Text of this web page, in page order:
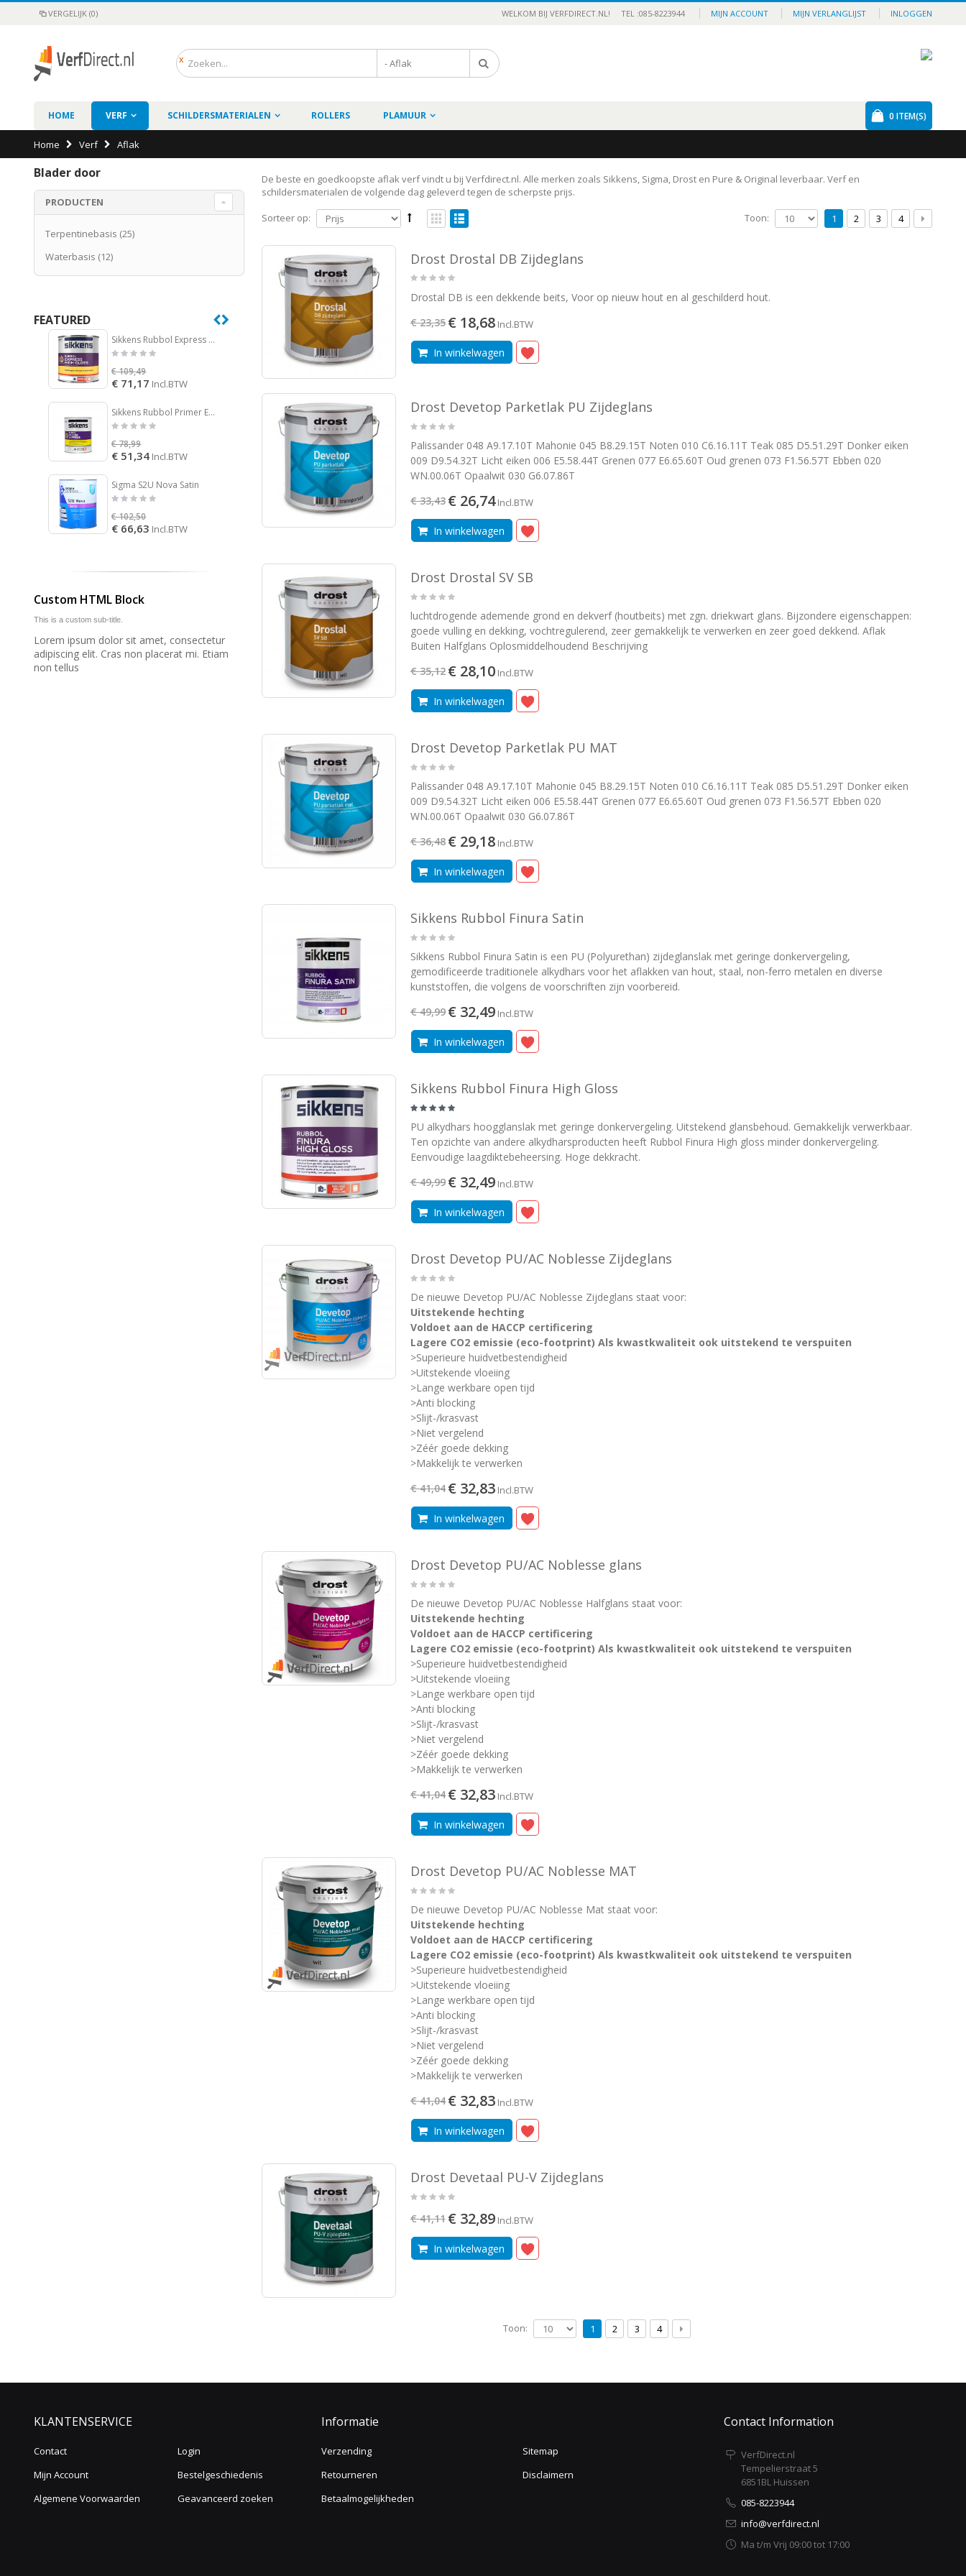
VERGELIJK (0) MIJN ACCOUNT MIJN VERLANGLIJST INLOGGEN
WELKOM BIJ VERFDIRECT.NL! TEL :085-8223944
0 ITEM(S)
HOME VERF SCHILDERSMATERIALEN ROLLERS PLAMUUR
Home Verf Aflak
De beste en goedkoopste aflak verf vindt u bij Verfdirect.nl. Alle merken zoals Sikkens, Sigma, Drost en Pure & Original leverbaar. Verf en
schildersmaterialen de volgende dag geleverd tegen de scherpste prijs.
Sorteer op: 1 2 3 4
Toon:
Drost Drostal DB Zijdeglans
Drostal DB is een dekkende beits, Voor op nieuw hout en al geschilderd hout.
€ 23,35 € 18,68 Incl.BTW
In winkelwagen
Drost Devetop Parketlak PU Zijdeglans
Palissander 048 A9.17.10T Mahonie 045 B8.29.15T Noten 010 C6.16.11T Teak 085 D5.51.29T Donker eiken
009 D9.54.32T Licht eiken 006 E5.58.44T Grenen 077 E6.65.60T Oud grenen 073 F1.56.57T Ebben 020
WN.00.06T Opaalwit 030 G6.07.86T
€ 33,43 € 26,74 Incl.BTW
In winkelwagen
Drost Drostal SV SB
luchtdrogende ademende grond en dekverf (houtbeits) met zgn. driekwart glans. Bijzondere eigenschappen:
goede vulling en dekking, vochtregulerend, zeer gemakkelijk te verwerken en zeer goed dekkend. Aflak
Buiten Halfglans Oplosmiddelhoudend Beschrijving
€ 35,12 € 28,10 Incl.BTW
In winkelwagen
Drost Devetop Parketlak PU MAT
Palissander 048 A9.17.10T Mahonie 045 B8.29.15T Noten 010 C6.16.11T Teak 085 D5.51.29T Donker eiken
009 D9.54.32T Licht eiken 006 E5.58.44T Grenen 077 E6.65.60T Oud grenen 073 F1.56.57T Ebben 020
WN.00.06T Opaalwit 030 G6.07.86T
€ 36,48 € 29,18 Incl.BTW
In winkelwagen
Sikkens Rubbol Finura Satin
Sikkens Rubbol Finura Satin is een PU (Polyurethan) zijdeglanslak met geringe donkervergeling,
gemodificeerde traditionele alkydhars voor het aflakken van hout, staal, non-ferro metalen en diverse
kunststoffen, die volgens de voorschriften zijn voorbereid.
€ 49,99 € 32,49 Incl.BTW
In winkelwagen
Sikkens Rubbol Finura High Gloss
PU alkydhars hoogglanslak met geringe donkervergeling. Uitstekend glansbehoud. Gemakkelijk verwerkbaar.
Ten opzichte van andere alkydharsproducten heeft Rubbol Finura High gloss minder donkervergeling.
Eenvoudige laagdiktebeheersing. Hoge dekkracht.
€ 49,99 € 32,49 Incl.BTW
In winkelwagen
Drost Devetop PU/AC Noblesse Zijdeglans
De nieuwe Devetop PU/AC Noblesse Zijdeglans staat voor:
Uitstekende hechting
Voldoet aan de HACCP certificering
Lagere CO2 emissie (eco-footprint) Als kwastkwaliteit ook uitstekend te verspuiten
>Superieure huidvetbestendigheid
>Uitstekende vloeiing
>Lange werkbare open tijd
>Anti blocking
>Slijt-/krasvast
>Niet vergelend
>Zéér goede dekking
>Makkelijk te verwerken
€ 41,04 € 32,83 Incl.BTW
In winkelwagen
Drost Devetop PU/AC Noblesse glans
De nieuwe Devetop PU/AC Noblesse Halfglans staat voor:
Uitstekende hechting
Voldoet aan de HACCP certificering
Lagere CO2 emissie (eco-footprint) Als kwastkwaliteit ook uitstekend te verspuiten
>Superieure huidvetbestendigheid
>Uitstekende vloeiing
>Lange werkbare open tijd
>Anti blocking
>Slijt-/krasvast
>Niet vergelend
>Zéér goede dekking
>Makkelijk te verwerken
€ 41,04 € 32,83 Incl.BTW
In winkelwagen
Drost Devetop PU/AC Noblesse MAT
De nieuwe Devetop PU/AC Noblesse Mat staat voor:
Uitstekende hechting
Voldoet aan de HACCP certificering
Lagere CO2 emissie (eco-footprint) Als kwastkwaliteit ook uitstekend te verspuiten
>Superieure huidvetbestendigheid
>Uitstekende vloeiing
>Lange werkbare open tijd
>Anti blocking
>Slijt-/krasvast
>Niet vergelend
>Zéér goede dekking
>Makkelijk te verwerken
€ 41,04 € 32,83 Incl.BTW
In winkelwagen
Drost Devetaal PU-V Zijdeglans
€ 41,11 € 32,89 Incl.BTW
In winkelwagen
1 2 3 4
Toon:
Blader door
PRODUCTEN
Terpentinebasis (25)
Waterbasis (12)
FEATURED
Sikkens Rubbol Express High Gloss
€ 109,49
€ 71,17 Incl.BTW
Sikkens Rubbol Primer Express
€ 78,99
€ 51,34 Incl.BTW
Sigma S2U Nova Satin
€ 102,50
€ 66,63 Incl.BTW
€ 120,76
€ 49,99
€ 32,49Incl.BTW
€ 101,49
€ 65,97Incl.BTW
Custom HTML Block
This is a custom sub-title.
Lorem ipsum dolor sit amet, consectetur
adipiscing elit. Cras non placerat mi. Etiam
non tellus
KLANTENSERVICE
Contact
Mijn Account
Algemene Voorwaarden
Login
Bestelgeschiedenis
Geavanceerd zoeken
Informatie
Verzending
Retourneren
Betaalmogelijkheden
Sitemap
Disclaimern
Contact Information
VerfDirect.nl
Tempelierstraat 5
6851BL Huissen
085-8223944
info@verfdirect.nl
Ma t/m Vrij 09:00 tot 17:00